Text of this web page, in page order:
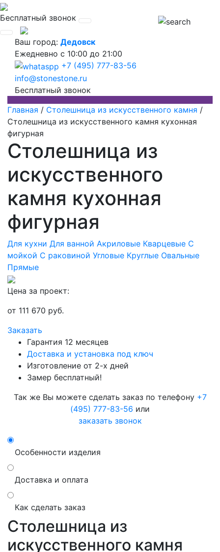
Бесплатный звонок
Ваш город: Дедовск
Ежедневно с 10:00 до 21:00
+7 (495) 777-83-56
info@stonestone.ru
Бесплатный звонок
Главная / Столешница из искусственного камня /
Столешница из искусственного камня кухонная
фигурная
Столешница из
искусственного
камня кухонная
фигурная
Для кухни Для ванной Акриловые Кварцевые С
мойкой С раковиной Угловые Круглые Овальные
Прямые
Цена за проект:
от 111 670 руб.
Заказать
Гарантия 12 месяцев
Доставка и установка под ключ
Изготовление от 2-х дней
Замер бесплатный!
Так же Вы можете сделать заказ по телефону +7
(495) 777-83-56 или
заказать звонок
Особенности изделия
Доставка и оплата
Как сделать заказ
Столешница из
искусственного камня